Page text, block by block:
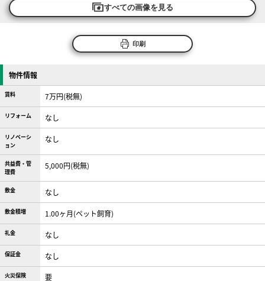
すべての画像を見る
印刷
物件情報
賃料 7万円(税無)
リフォーム なし
リノベーシ
ョン
なし
共益費・管
理費
5,000円(税無)
敷金 なし
敷金積増 1.00ヶ月(ペット飼育)
礼金 なし
保証金 なし
火災保険 要